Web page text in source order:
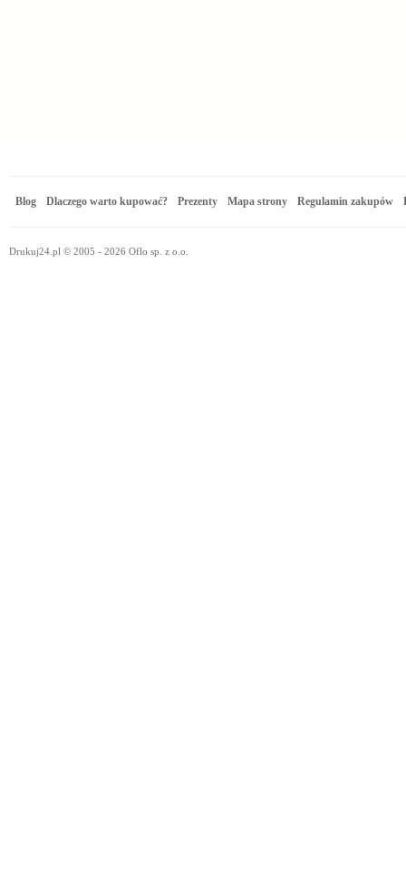
Blog Dlaczego warto kupować? Prezenty Mapa strony Regulamin zakupów
Drukuj24.pl © 2005 - 2026 Oflo sp. z o.o.